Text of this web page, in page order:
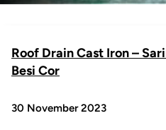
Roof Drain Cast Iron –
Besi Cor
30 November 2023